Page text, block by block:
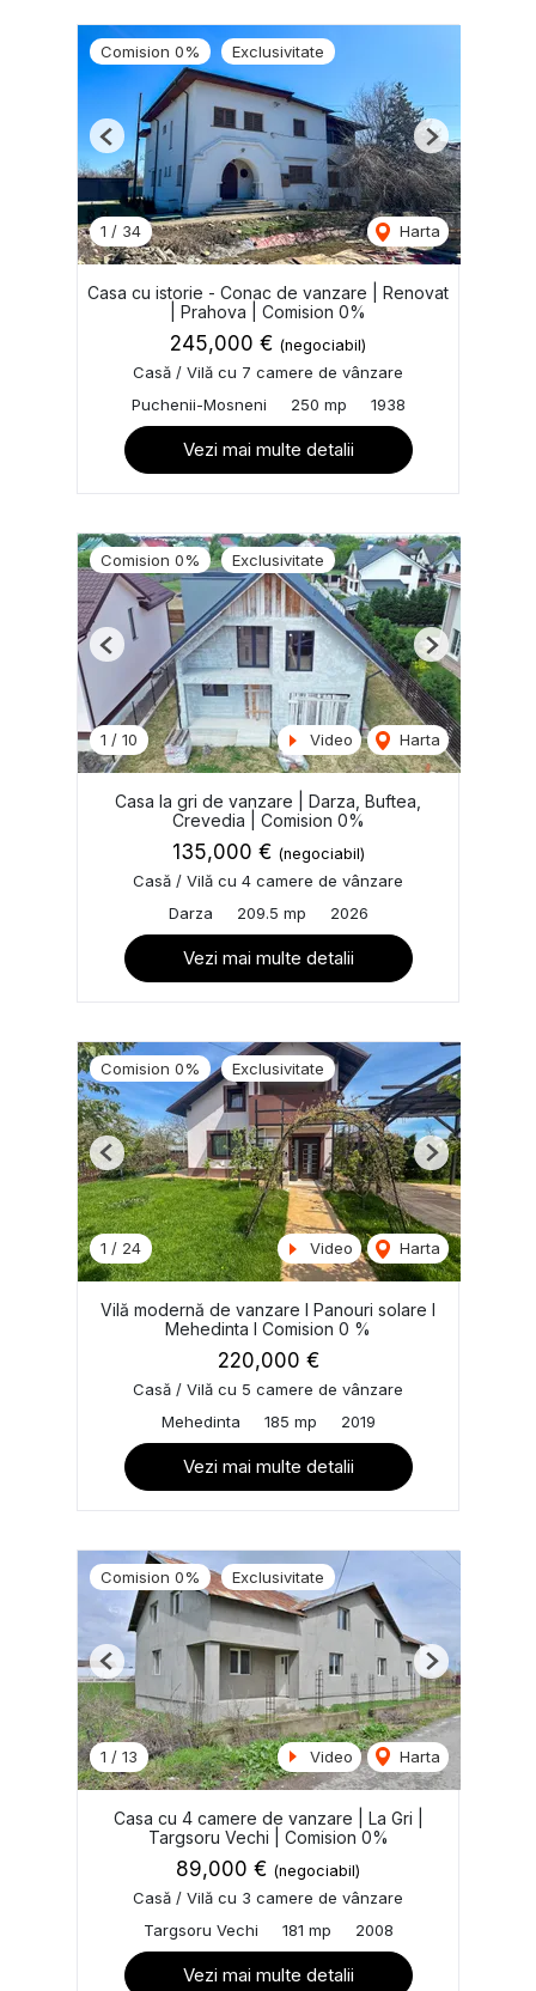
Comision 0% Exclusivitate
1 / 34 Harta
Previous Next
Casa cu istorie - Conac de vanzare | Renovat
| Prahova | Comision 0%
245,000 € (negociabil)
Casă / Vilă cu 7 camere de vânzare
Puchenii-Mosneni
250 mp 1938
Vezi mai multe detalii
Comision 0% Exclusivitate
1 / 10 Video Harta
Previous Next
Casa la gri de vanzare | Darza, Buftea,
Crevedia | Comision 0%
135,000 € (negociabil)
Casă / Vilă cu 4 camere de vânzare
Darza
209.5 mp 2026
Vezi mai multe detalii
Comision 0% Exclusivitate
1 / 24 Video Harta
Previous Next
Vilă modernă de vanzare I Panouri solare I
Mehedinta I Comision 0 %
220,000 €
Casă / Vilă cu 5 camere de vânzare
Mehedinta
185 mp 2019
Vezi mai multe detalii
Comision 0% Exclusivitate
1 / 13 Video Harta
Previous Next
Casa cu 4 camere de vanzare | La Gri |
Targsoru Vechi | Comision 0%
89,000 € (negociabil)
Casă / Vilă cu 3 camere de vânzare
Targsoru Vechi
181 mp 2008
Vezi mai multe detalii